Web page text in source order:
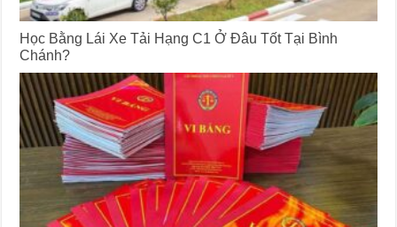
Học Bằng Lái Xe Tải Hạng C1 Ở Đâu Tốt Tại Bình
Chánh?